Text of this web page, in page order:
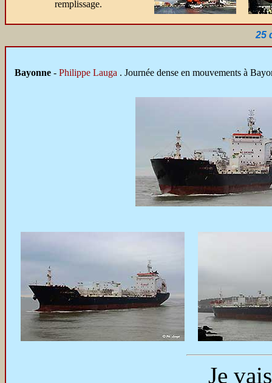
remplissage.
25
Bayonne - Philippe Lauga . Journée dense en mouvements à
Je